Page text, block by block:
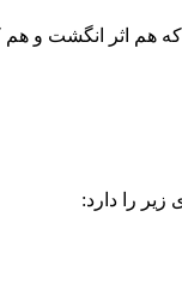
را دارد: